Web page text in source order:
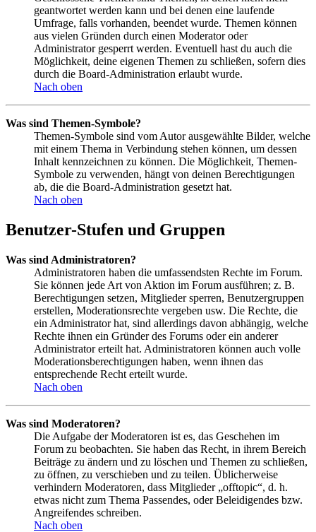
geantwortet werden kann und bei denen eine laufende
Umfrage, falls vorhanden, beendet wurde. Themen können
aus vielen Gründen durch einen Moderator oder
Administrator gesperrt werden. Eventuell hast du auch die
Möglichkeit, deine eigenen Themen zu schließen, sofern dies
durch die Board-Administration erlaubt wurde.
Nach oben
Was sind Themen-Symbole?
Themen-Symbole sind vom Autor ausgewählte Bilder, welche
mit einem Thema in Verbindung stehen können, um dessen
Inhalt kennzeichnen zu können. Die Möglichkeit, Themen-
Symbole zu verwenden, hängt von deinen Berechtigungen
ab, die die Board-Administration gesetzt hat.
Nach oben
Benutzer-Stufen und Gruppen
Was sind Administratoren?
Administratoren haben die umfassendsten Rechte im Forum.
Sie können jede Art von Aktion im Forum ausführen; z. B.
Berechtigungen setzen, Mitglieder sperren, Benutzergruppen
erstellen, Moderationsrechte vergeben usw. Die Rechte, die
ein Administrator hat, sind allerdings davon abhängig, welche
Rechte ihnen ein Gründer des Forums oder ein anderer
Administrator erteilt hat. Administratoren können auch volle
Moderationsberechtigungen haben, wenn ihnen das
entsprechende Recht erteilt wurde.
Nach oben
Was sind Moderatoren?
Die Aufgabe der Moderatoren ist es, das Geschehen im
Forum zu beobachten. Sie haben das Recht, in ihrem Bereich
Beiträge zu ändern und zu löschen und Themen zu schließen,
zu öffnen, zu verschieben und zu teilen. Üblicherweise
verhindern Moderatoren, dass Mitglieder „offtopic“, d. h.
etwas nicht zum Thema Passendes, oder Beleidigendes bzw.
Angreifendes schreiben.
Nach oben